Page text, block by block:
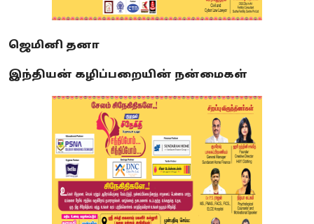
ஜெமினி தனா
இந்தியன் கழிப்பறையின் நன்மைகள்